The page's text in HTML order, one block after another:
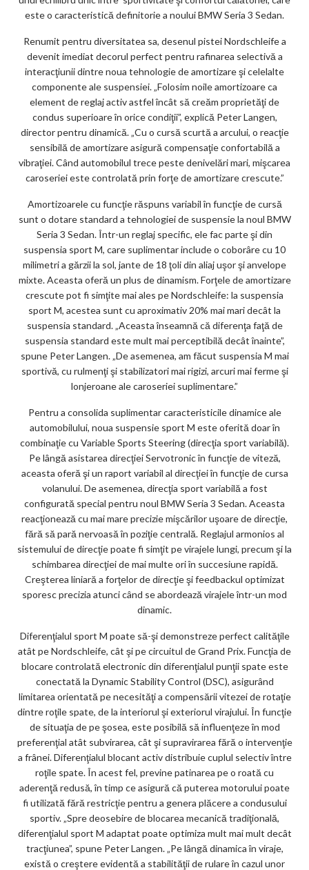
este o caracteristică definitorie a noului BMW Seria 3 Sedan.
Renumit pentru diversitatea sa, desenul pistei Nordschleife a
devenit imediat decorul perfect pentru rafinarea selectivă a
interacţiunii dintre noua tehnologie de amortizare şi celelalte
componente ale suspensiei. „Folosim noile amortizoare ca
element de reglaj activ astfel încât să creăm proprietăţi de
condus superioare în orice condiţii”, explică Peter Langen,
director pentru dinamică. „Cu o cursă scurtă a arcului, o reacţie
sensibilă de amortizare asigură compensaţie confortabilă a
vibraţiei. Când automobilul trece peste denivelări mari, mişcarea
caroseriei este controlată prin forţe de amortizare crescute.”
Amortizoarele cu funcţie răspuns variabil în funcţie de cursă
sunt o dotare standard a tehnologiei de suspensie la noul BMW
Seria 3 Sedan. Într-un reglaj specific, ele fac parte şi din
suspensia sport M, care suplimentar include o coborâre cu 10
milimetri a gărzii la sol, jante de 18 ţoli din aliaj uşor şi anvelope
mixte. Aceasta oferă un plus de dinamism. Forţele de amortizare
crescute pot fi simţite mai ales pe Nordschleife: la suspensia
sport M, acestea sunt cu aproximativ 20% mai mari decât la
suspensia standard. „Aceasta înseamnă că diferenţa faţă de
suspensia standard este mult mai perceptibilă decât înainte”,
spune Peter Langen. „De asemenea, am făcut suspensia M mai
sportivă, cu rulmenţi şi stabilizatori mai rigizi, arcuri mai ferme şi
lonjeroane ale caroseriei suplimentare.”
Pentru a consolida suplimentar caracteristicile dinamice ale
automobilului, noua suspensie sport M este oferită doar în
combinaţie cu Variable Sports Steering (direcţia sport variabilă).
Pe lângă asistarea direcţiei Servotronic în funcţie de viteză,
aceasta oferă şi un raport variabil al direcţiei în funcţie de cursa
volanului. De asemenea, direcţia sport variabilă a fost
configurată special pentru noul BMW Seria 3 Sedan. Aceasta
reacţionează cu mai mare precizie mişcărilor uşoare de direcţie,
fără să pară nervoasă în poziţie centrală. Reglajul armonios al
sistemului de direcţie poate fi simţit pe virajele lungi, precum şi la
schimbarea direcţiei de mai multe ori în succesiune rapidă.
Creşterea liniară a forţelor de direcţie şi feedbackul optimizat
sporesc precizia atunci când se abordează virajele într-un mod
dinamic.
Diferenţialul sport M poate să-şi demonstreze perfect calităţile
atât pe Nordschleife, cât şi pe circuitul de Grand Prix. Funcţia de
blocare controlată electronic din diferenţialul punţii spate este
conectată la Dynamic Stability Control (DSC), asigurând
limitarea orientată pe necesităţi a compensării vitezei de rotaţie
dintre roţile spate, de la interiorul şi exteriorul virajului. În funcţie
de situaţia de pe şosea, este posibilă să influenţeze în mod
preferenţial atât subvirarea, cât şi supravirarea fără o intervenţie
a frânei. Diferenţialul blocant activ distribuie cuplul selectiv între
roţile spate. În acest fel, previne patinarea pe o roată cu
aderenţă redusă, în timp ce asigură că puterea motorului poate
fi utilizată fără restricţie pentru a genera plăcere a condusului
sportiv. „Spre deosebire de blocarea mecanică tradiţională,
diferenţialul sport M adaptat poate optimiza mult mai mult decât
tracţiunea”, spune Peter Langen. „Pe lângă dinamica în viraje,
există o creştere evidentă a stabilităţii de rulare în cazul unor